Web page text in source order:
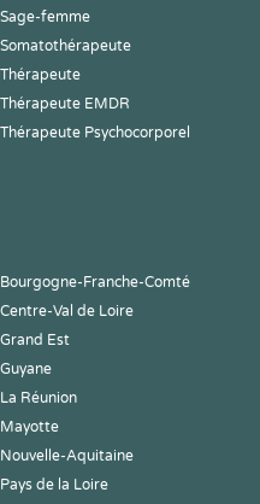
Sage-femme
Somatothérapeute
Thérapeute
Thérapeute EMDR
Thérapeute Psychocorporel
Bourgogne-Franche-Comté
Centre-Val de Loire
Grand Est
Guyane
La Réunion
Mayotte
Nouvelle-Aquitaine
Pays de la Loire